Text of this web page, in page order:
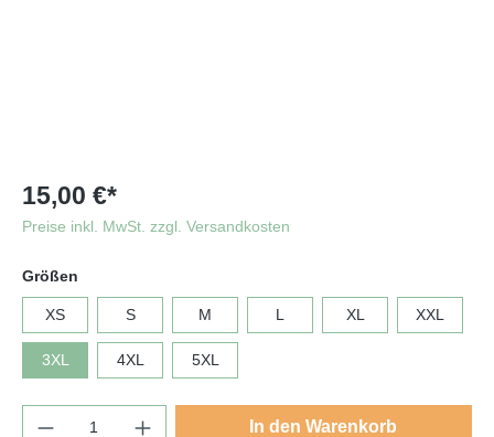
15,00 €*
Preise inkl. MwSt. zzgl. Versandkosten
Größen
XS S M L XL XXL
3XL 4XL 5XL
In den Warenkorb